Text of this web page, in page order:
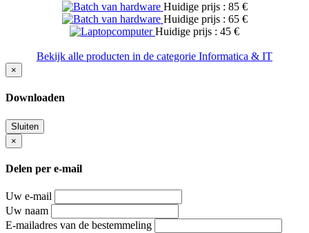
Huidige prijs : 85 €
Huidige prijs : 65 €
Huidige prijs : 45 €
Bekijk alle producten in de categorie Informatica & IT
×
Downloaden
Sluiten
×
Delen per e-mail
Uw e-mail
Uw naam
E-mailadres van de bestemmeling